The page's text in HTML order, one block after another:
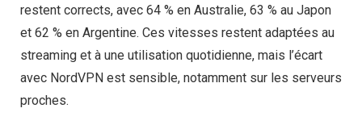
restent corrects, avec 64 % en Australie, 63 % au Japon
et 62 % en Argentine. Ces vitesses restent adaptées au
streaming et à une utilisation quotidienne, mais l’écart
avec NordVPN est sensible, notamment sur les serveurs
proches.